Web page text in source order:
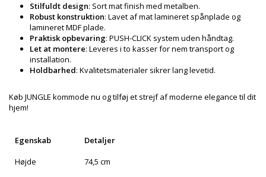
Stilfuldt design: Sort mat finish med metalben.
Robust konstruktion: Lavet af mat lamineret spånplade og
lamineret MDF plade.
Praktisk opbevaring: PUSH-CLICK system uden håndtag.
Let at montere: Leveres i to kasser for nem transport og
installation.
Holdbarhed: Kvalitetsmaterialer sikrer lang levetid.
Køb JUNGLE kommode nu og tilføj et strejf af moderne elegance til dit
hjem!
Egenskab
Detaljer
Højde
74,5 cm